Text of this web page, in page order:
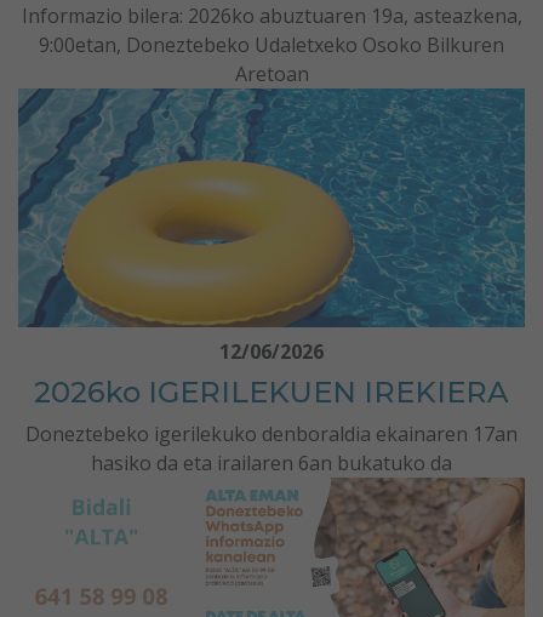
Informazio bilera: 2026ko abuztuaren 19a, asteazkena,
9:00etan, Doneztebeko Udaletxeko Osoko Bilkuren
Aretoan
12/06/2026
2026ko IGERILEKUEN IREKIERA
Doneztebeko igerilekuko denboraldia ekainaren 17an
hasiko da eta irailaren 6an bukatuko da